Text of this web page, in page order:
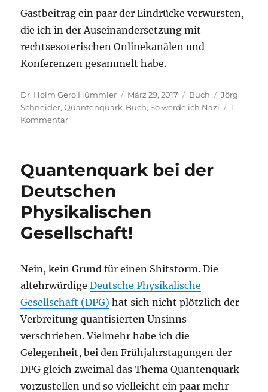
Gastbeitrag ein paar der Eindrücke verwursten,
die ich in der Auseinandersetzung mit
rechtsesoterischen Onlinekanälen und
Konferenzen gesammelt habe.
Autor
Dr. Holm Gero Hümmler
Veröffentlicht
am
März 29, 2017 Kategorien
Buch
Jörg
Schneider,Quantenquark-Buch,So werde ich Nazi
1
Kommentarzu
Quantenquark bei der
Deutschen
Physikalischen
Gesellschaft!
Nein, kein Grund für einen Shitstorm. Die
altehrwürdigeDeutsche Physikalische
Gesellschaft (DPG) hat sich nicht plötzlich der
Verbreitung quantisierten Unsinns
verschrieben. Vielmehr habe ich die
Gelegenheit, bei den Frühjahrstagungen der
DPG gleich zweimal das Thema Quantenquark
vorzustellen und so vielleicht ein paar mehr